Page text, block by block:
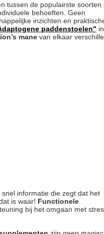
tussen de populairste soorten
behoeften. Geen
inzichten en
paddenstoelen"
mane van elkaar
snel informatie die zegt dat het
is waar! Functionele
bij het omgaan met